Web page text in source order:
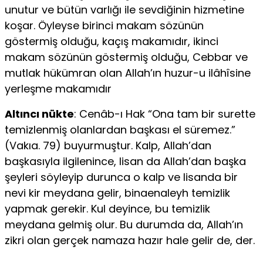
unutur ve bütün varlığı ile sevdiğinin hizmetine
koşar. Öyleyse birinci makam sözünün
göstermiş olduğu, kaçış makamıdır, ikinci
makam sözünün göstermiş olduğu, Cebbar ve
mutlak hükümran olan Allah’ın huzur-u ilâhîsine
yerleşme makamıdır
Altıncı nükte: Cenâb-ı Hak “Ona tam bir surette
temizlenmiş olanlardan başkası el süremez.”
(Vakıa. 79) buyurmuştur. Kalp, Allah’dan
başkasıyla ilgilenince, lisan da Allah’dan başka
şeyleri söyleyip durunca o kalp ve lisanda bir
nevi kir meydana gelir, binaenaleyh temizlik
yapmak gerekir. Kul deyince, bu temizlik
meydana gelmiş olur. Bu durumda da, Allah’ın
zikri olan gerçek namaza hazır hale gelir de, der.